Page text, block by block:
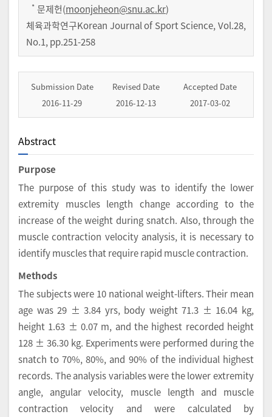
* 문제헌(moonjeheon@snu.ac.kr)
체육과학연구Korean Journal of Sport Science,Vol.28,
No.1,pp.251-258
Submission Date
2016-11-29
Revised Date
2016-12-13
Accepted Date
2017-03-02
Abstract
Purpose
The purpose of this study was to identify the lower
extremity muscles length change according to the
increase of the weight during snatch. Also, through the
muscle contraction velocity analysis, it is necessary to
identify muscles that require rapid muscle contraction.
Methods
The subjects were 10 national weight-lifters. Their mean
age was 29 ± 3.84 yrs, body weight 71.3 ± 16.04 kg,
height 1.63 ± 0.07 m, and the highest recorded height
128 ± 36.30 kg. Experiments were performed during the
snatch to 70%, 80%, and 90% of the individual highest
records. The analysis variables were the lower extremity
angle, angular velocity, muscle length and muscle
contraction velocity and were calculated by